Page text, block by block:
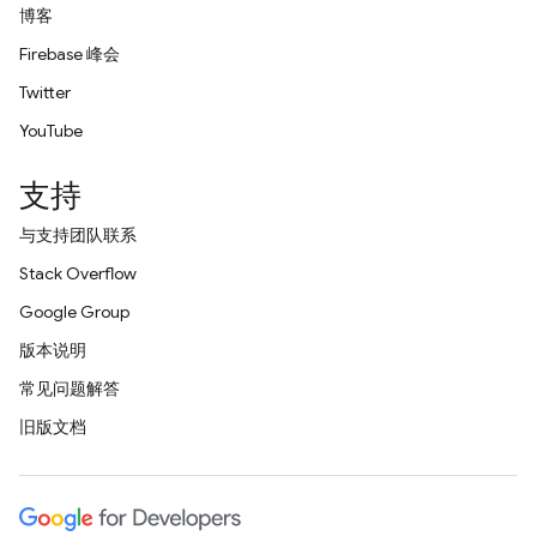
博客
Firebase 峰会
Twitter
YouTube
支持
与支持团队联系
Stack Overflow
Google Group
版本说明
常见问题解答
旧版文档